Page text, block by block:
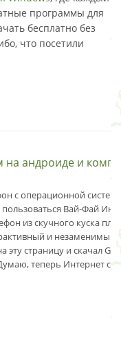
программы для
бесплатно без
что посетили
на андроиде и
с операционной
пользоваться Вай-Фай
из скучного куска
и незаменимый
эту страницу и скачал
теперь Интернет